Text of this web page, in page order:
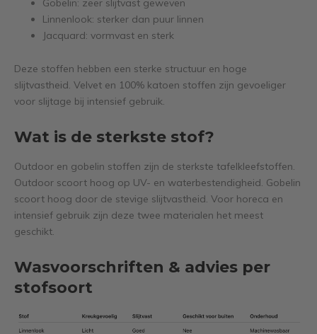
Gobelin: zeer slijtvast geweven
Linnenlook: sterker dan puur linnen
Jacquard: vormvast en sterk
Deze stoffen hebben een sterke structuur en hoge
slijtvastheid. Velvet en 100% katoen stoffen zijn gevoeliger
voor slijtage bij intensief gebruik.
Wat is de sterkste stof?
Outdoor en gobelin stoffen zijn de sterkste tafelkleefstoffen.
Outdoor scoort hoog op UV- en waterbestendigheid. Gobelin
scoort hoog door de stevige slijtvastheid. Voor horeca en
intensief gebruik zijn deze twee materialen het meest
geschikt.
Wasvoorschriften & advies per
stofsoort